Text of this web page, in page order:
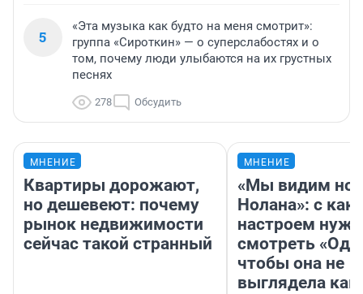
5
«Эта музыка как будто на меня смотрит»:
группа «Сироткин» — о суперслабостях и о
том, почему люди улыбаются на их грустных
песнях
278 Обсудить
МНЕНИЕ
Квартиры дорожают,
но дешевеют: почему
рынок недвижимости
сейчас такой странный
МНЕНИЕ
«Мы видим
Нолана»: с
настроем
смотреть
чтобы она не
выглядела как